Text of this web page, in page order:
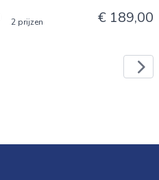
2 prijzen € 189,00